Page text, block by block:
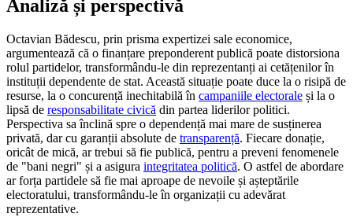
Analiză și perspectivă
Octavian Bădescu, prin prisma expertizei sale economice,
argumentează că o finanțare preponderent publică poate distorsiona
rolul partidelor, transformându-le din reprezentanți ai cetățenilor în
instituții dependente de stat. Această situație poate duce la o risipă de
resurse, la o concurență inechitabilă în campaniile electorale și la o
lipsă de responsabilitate civică din partea liderilor politici.
Perspectiva sa înclină spre o dependență mai mare de susținerea
privată, dar cu garanții absolute de transparență. Fiecare donație,
oricât de mică, ar trebui să fie publică, pentru a preveni fenomenele
de "bani negri" și a asigura integritatea politică. O astfel de abordare
ar forța partidele să fie mai aproape de nevoile și așteptările
electoratului, transformându-le în organizații cu adevărat
reprezentative.